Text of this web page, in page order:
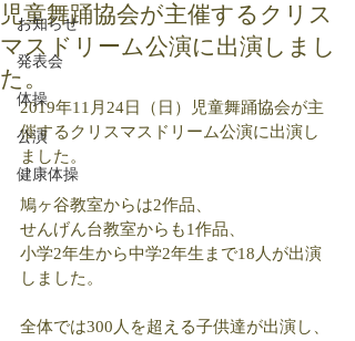
お知らせ
発表会
体操
公演
健康体操
児童舞踊協会が主催するクリス
マスドリーム公演に出演しまし
た。
2019年11月24日（日）児童舞踊協会が主
催するクリスマスドリーム公演に出演し
ました。
鳩ヶ谷教室からは2作品、
せんげん台教室からも1作品、
小学2年生から中学2年生まで18人が出演
しました。
全体では300人を超える子供達が出演し、